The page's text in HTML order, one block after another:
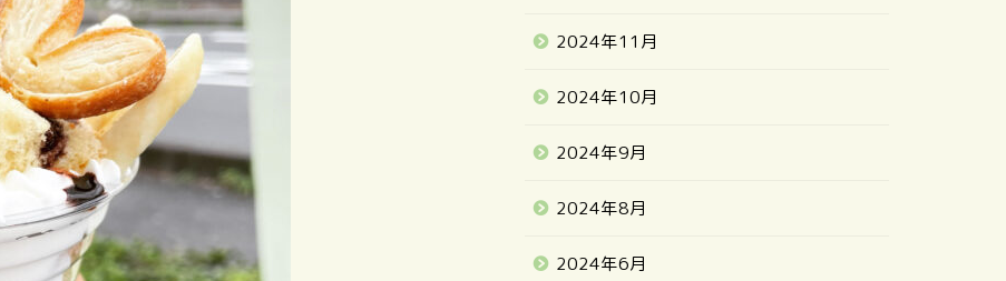
2024年11月
2024年10月
2024年9月
2024年8月
2024年6月